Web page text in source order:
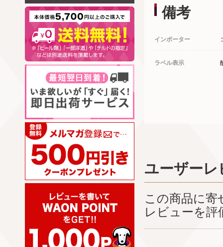
備考
インポーター
ラベル表示
ユーザーレ
この商品に
レビューを評